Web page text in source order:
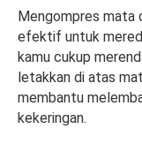
Mengompres mata
efektif untuk
kamu cukup
letakkan di atas
membantu
kekeringan.